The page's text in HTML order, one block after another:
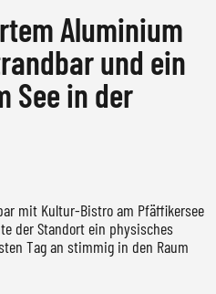
Aluminium
und ein
See in der
mit Kultur-Bistro am Pfäffikersee
der Standort ein physisches
Tag an stimmig in den Raum